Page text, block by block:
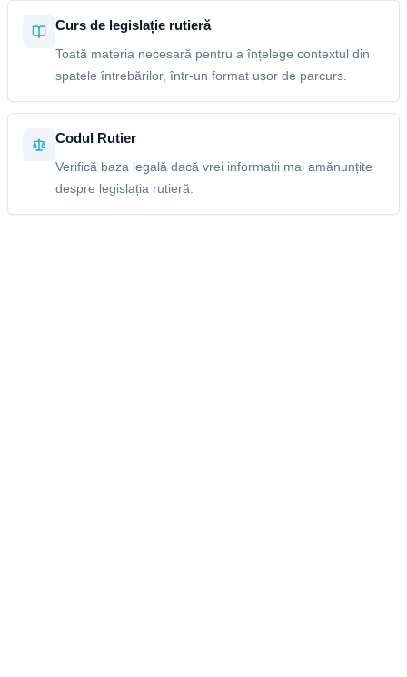
Curs de legislație rutieră
Toată materia necesară pentru a înțelege contextul din
spatele întrebărilor, într-un format ușor de parcurs.
Codul Rutier
Verifică baza legală dacă vrei informații mai amănunțite
despre legislația rutieră.